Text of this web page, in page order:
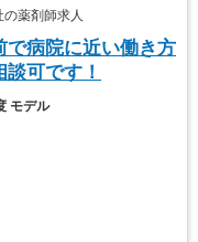
薬剤師求人
で病院に近い働き方
可です！
モデル